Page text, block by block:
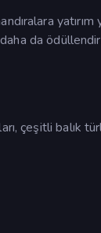
daha da
çeşitli balık